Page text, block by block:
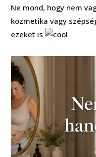
Ne mond, hogy nem
kozmetika vagy
ezeket is